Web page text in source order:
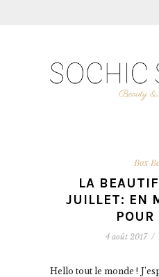
Box
LA
JUILLET: EN
POUR
4 août 2017 /
Hello tout le monde !